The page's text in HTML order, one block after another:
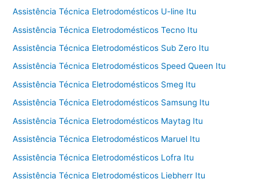
Assistência Técnica Eletrodomésticos U-line Itu
Assistência Técnica Eletrodomésticos Tecno Itu
Assistência Técnica Eletrodomésticos Sub Zero Itu
Assistência Técnica Eletrodomésticos Speed Queen Itu
Assistência Técnica Eletrodomésticos Smeg Itu
Assistência Técnica Eletrodomésticos Samsung Itu
Assistência Técnica Eletrodomésticos Maytag Itu
Assistência Técnica Eletrodomésticos Maruel Itu
Assistência Técnica Eletrodomésticos Lofra Itu
Assistência Técnica Eletrodomésticos Liebherr Itu